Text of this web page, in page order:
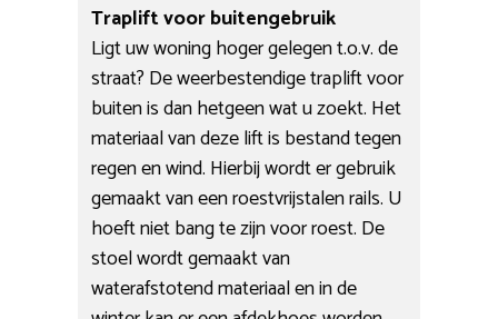
Traplift voor buitengebruik
Ligt uw woning hoger gelegen t.o.v. de
straat? De weerbestendige traplift voor
buiten is dan hetgeen wat u zoekt. Het
materiaal van deze lift is bestand tegen
regen en wind. Hierbij wordt er gebruik
gemaakt van een roestvrijstalen rails. U
hoeft niet bang te zijn voor roest. De
stoel wordt gemaakt van
waterafstotend materiaal en in de